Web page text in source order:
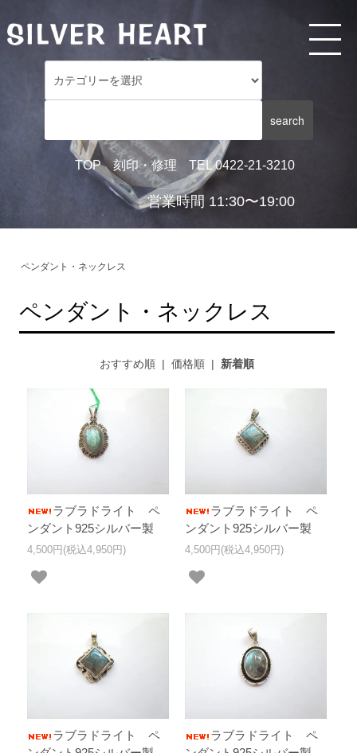
TOP 刻印・修理 TEL 0422-21-3210
営業時間 11:30〜19:00
ペンダント・ネックレス
ペンダント・ネックレス
おすすめ順| 価格順| 新着順
ラブラドライト ペ
ンダント925シルバー製
4,500円(税込4,950円)
ラブラドライト ペ
ンダント925シルバー製
4,500円(税込4,950円)
ラブラドライト ペ
ラブラドライト ペ